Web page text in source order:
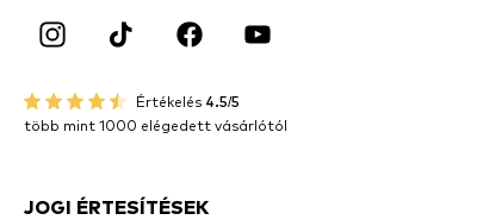
Értékelés 4.5/5
több mint 1000 elégedett vásárlótól
JOGI ÉRTESÍTÉSEK